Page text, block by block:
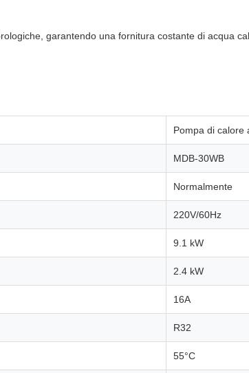
garantendo una fornitura costante di acqua
Pompa di calore
MDB-30WB
Normalmente
220V/60Hz
9.1 kW
2.4 kW
16A
R32
55°C